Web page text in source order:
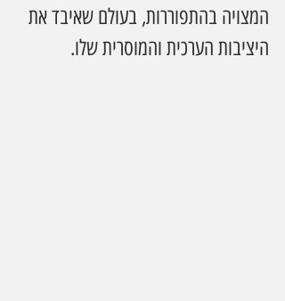
המצויה בהתפוררות, בעולם שאיבד את
היציבות הערכית והמוסרית שלו.